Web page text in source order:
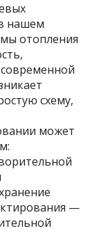
нашем
отопления
схему,
может
—